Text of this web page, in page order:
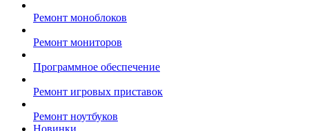
Ремонт моноблоков
Ремонт мониторов
Программное обеспечение
Ремонт игровых приставок
Ремонт ноутбуков
Новинки